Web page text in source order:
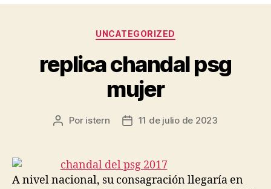
Categorías
UNCATEGORIZED
replica chandal psg
mujer
Autor
entrada
Por istern
Fecha
entrada
11 de julio de 2023
A nivel nacional, su consagración llegaría en